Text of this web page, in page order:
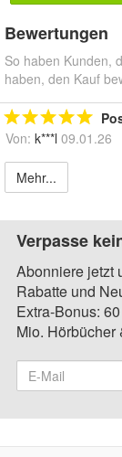
Bewertungen
So haben Kunden,
haben, den Kauf
Von: k***l 09.01.26
Mehr...
Verpasse
Abonniere jetzt
Rabatte und
Extra-Bonus:
Mio. Hörbücher